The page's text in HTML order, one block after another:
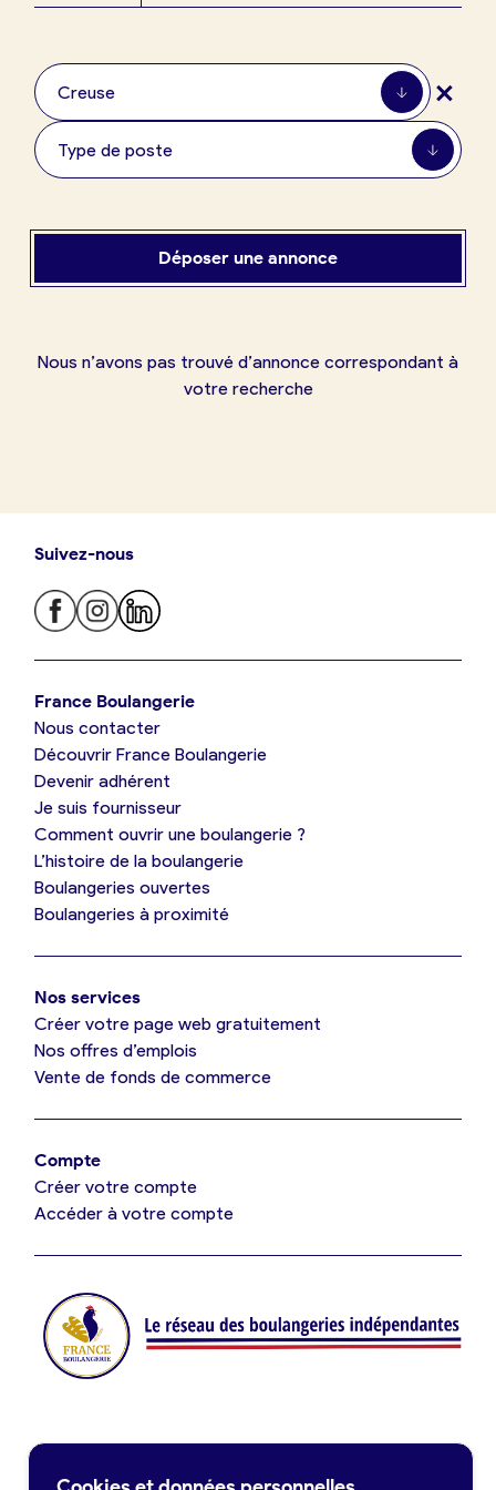
Je trouve ma boulangerie
Je suis boulanger
Je découvre France Boulangerie
Mes tarifs
Je référence ma boulangerie (gratuit)
Offres d’emploi
Je suis fournisseur
Je crée mon compte
Je crée mon compte Connexion
Creuse +
Type de poste
Déposer une annonce
Nous n’avons pas trouvé d’annonce correspondant à
votre recherche
Suivez-nous
France Boulangerie
Nous contacter
Découvrir France Boulangerie
Devenir adhérent
Je suis fournisseur
Comment ouvrir une boulangerie ?
L’histoire de la boulangerie
Boulangeries ouvertes
Boulangeries à proximité
Nos services
Créer votre page web gratuitement
Nos offres d’emplois
Vente de fonds de commerce
Compte
Créer votre compte
Accéder à votre compte